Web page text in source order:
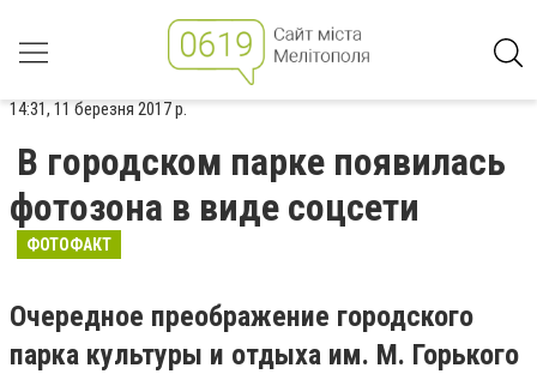
14:31, 11 березня 2017 р.
В городском парке появилась
фотозона в виде соцсети
ФОТОФАКТ
Очередное преображение городского
парка культуры и отдыха им. М. Горького